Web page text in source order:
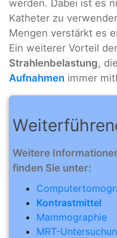
werden. Dabei ist es
Katheter zu
Mengen verstärkt es
Ein weiterer Vorteil
Strahlenbelastung,
Aufnahmen immer
Weitere
finden Sie unter:
Kontrastmittel
Mammographie
MRT-